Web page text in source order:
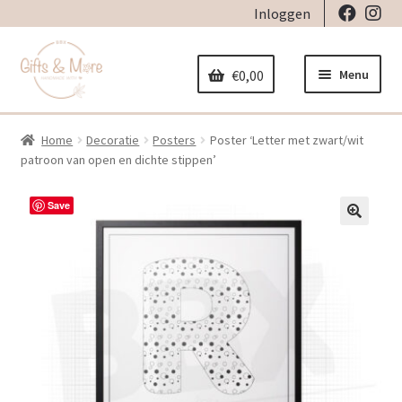
Inloggen
door
naar
navigatie
naar
inhoud
Menu
Home
Geboorte
Stickers
Tassen
€0,00
Home Decoratie Posters
Poster ‘Letter met zwart/wit
patroon van open en dichte stippen’
Save